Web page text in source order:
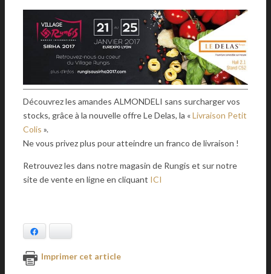
Découvrez les amandes ALMONDELI sans surcharger vos
stocks, grâce à la nouvelle offre Le Delas, la «Livraison Petit
Colis ».
Ne vous privez plus pour atteindre un franco de livraison !
Retrouvez les dans notre magasin de Rungis et sur notre
site de vente en ligne en cliquant ICI
Imprimer cet article